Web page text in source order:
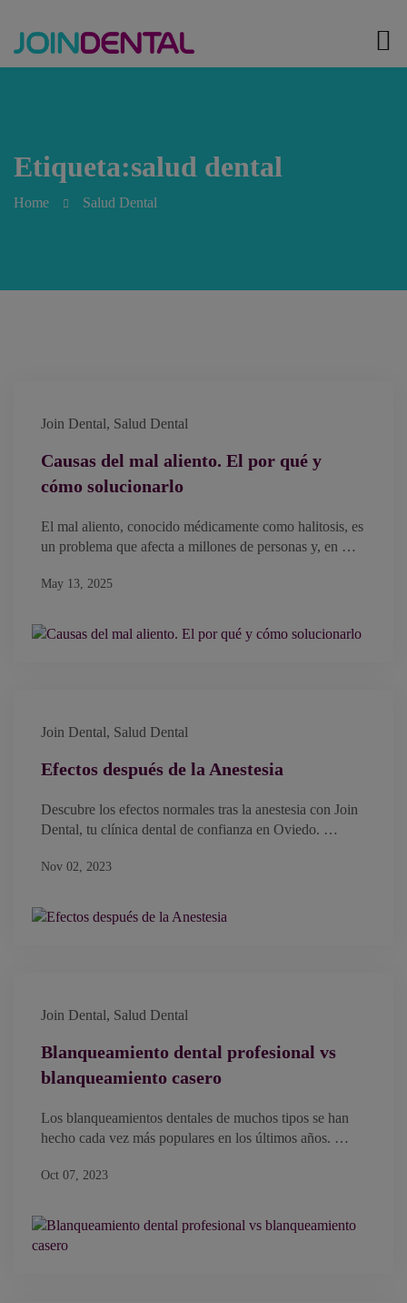
Etiqueta:salud dental
Home Salud Dental
Join Dental, Salud Dental
Causas del mal aliento. El por qué y
cómo solucionarlo
El mal aliento, conocido médicamente como halitosis, es
un problema que afecta a millones de personas y, en …
May 13, 2025
Join Dental, Salud Dental
Efectos después de la Anestesia
Descubre los efectos normales tras la anestesia con Join
Dental, tu clínica dental de confianza en Oviedo. …
Nov 02, 2023
Join Dental, Salud Dental
Blanqueamiento dental profesional vs
blanqueamiento casero
Los blanqueamientos dentales de muchos tipos se han
hecho cada vez más populares en los últimos años. …
Oct 07, 2023